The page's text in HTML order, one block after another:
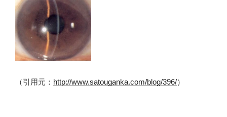
（引用元： http://www.satouganka.com/blog/396/）